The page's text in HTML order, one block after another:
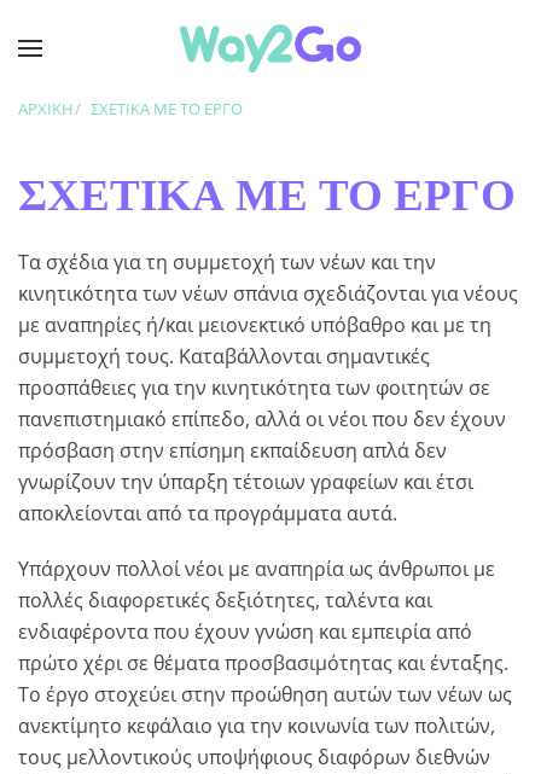
Skip to main content
ΑΡΧΙΚΉ ΣΧΕΤΙΚΆ ΜΕ ΤΟ ΈΡΓΟ
ΣΧΕΤΙΚΆ ΜΕ ΤΟ ΈΡΓΟ
Τα σχέδια για τη συμμετοχή των νέων και την
κινητικότητα των νέων σπάνια σχεδιάζονται για νέους
με αναπηρίες ή/και μειονεκτικό υπόβαθρο και με τη
συμμετοχή τους. Καταβάλλονται σημαντικές
προσπάθειες για την κινητικότητα των φοιτητών σε
πανεπιστημιακό επίπεδο, αλλά οι νέοι που δεν έχουν
πρόσβαση στην επίσημη εκπαίδευση απλά δεν
γνωρίζουν την ύπαρξη τέτοιων γραφείων και έτσι
αποκλείονται από τα προγράμματα αυτά.
Υπάρχουν πολλοί νέοι με αναπηρία ως άνθρωποι με
πολλές διαφορετικές δεξιότητες, ταλέντα και
ενδιαφέροντα που έχουν γνώση και εμπειρία από
πρώτο χέρι σε θέματα προσβασιμότητας και ένταξης.
Το έργο στοχεύει στην προώθηση αυτών των νέων ως
ανεκτίμητο κεφάλαιο για την κοινωνία των πολιτών,
τους μελλοντικούς υποψήφιους διαφόρων διεθνών